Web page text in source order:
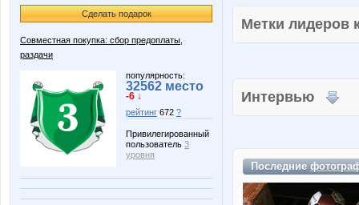
Сделать подарок
Совместная покупка: сбор предоплаты,
раздачи
популярность:
32562 место
-6 ↓
рейтинг 672 ?
Привилегированный
пользователь 3
уровня
Метки
Интервью
Последние